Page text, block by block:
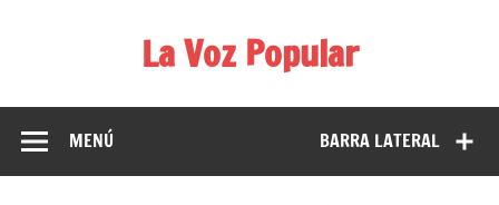
La Voz Popular
para reírse de las verdaderas.
BARRA LATERAL
MENÚ